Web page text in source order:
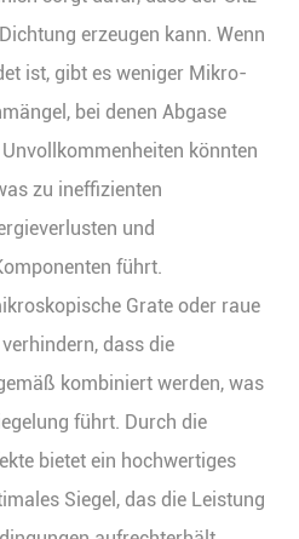
erzeugen kann. Wenn
ist, gibt es weniger Mikro-
bei denen Abgase
könnten
zu ineffizienten
und
führt.
Grate oder raue
dass die
kombiniert werden, was
führt. Durch die
bietet ein hochwertiges
Siegel, das die Leistung